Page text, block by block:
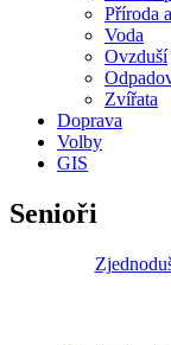
Příroda
Voda
Ovzduší
Zvířata
Doprava
Volby
GIS
Senioři